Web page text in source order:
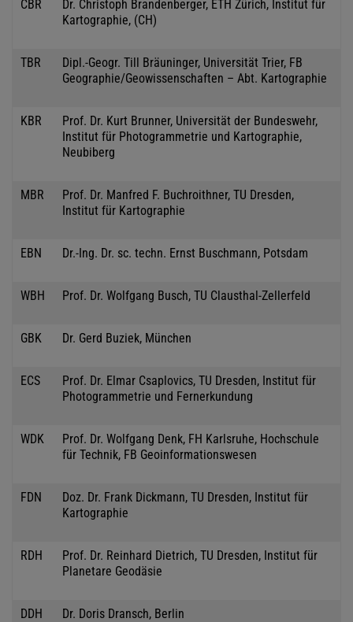
CBR
Dr. Christoph Brandenberger, ETH Zürich, Institut für
Kartographie, (CH)
TBR
Dipl.-Geogr. Till Bräuninger, Universität Trier, FB
Geographie/Geowissenschaften – Abt. Kartographie
KBR
Prof. Dr. Kurt Brunner, Universität der Bundeswehr,
Institut für Photogrammetrie und Kartographie,
Neubiberg
MBR
Prof. Dr. Manfred F. Buchroithner, TU Dresden,
Institut für Kartographie
EBN Dr.-Ing. Dr. sc. techn. Ernst Buschmann, Potsdam
WBH Prof. Dr. Wolfgang Busch, TU Clausthal-Zellerfeld
GBK Dr. Gerd Buziek, München
ECS
Prof. Dr. Elmar Csaplovics, TU Dresden, Institut für
Photogrammetrie und Fernerkundung
WDK
Prof. Dr. Wolfgang Denk, FH Karlsruhe, Hochschule
für Technik, FB Geoinformationswesen
FDN
Doz. Dr. Frank Dickmann, TU Dresden, Institut für
Kartographie
RDH
Prof. Dr. Reinhard Dietrich, TU Dresden, Institut für
Planetare Geodäsie
DDH Dr. Doris Dransch, Berlin